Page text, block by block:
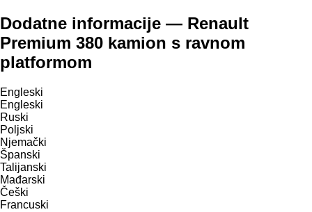
Dodatne informacije — Renault
Premium 380 kamion s ravnom
platformom
Engleski
Engleski
Ruski
Poljski
Njemački
Španski
Talijanski
Mađarski
Češki
Francuski